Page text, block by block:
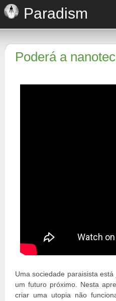
Paradism
Poderá a
Uma sociedade paraisista
um futuro próximo. Nesta
criar uma utopia não